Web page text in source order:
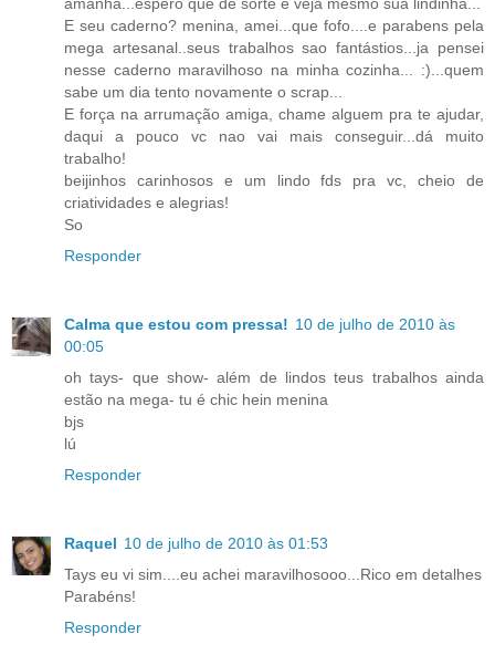
E seu caderno? menina, amei...que fofo....e parabens pela
mega artesanal..seus trabalhos sao fantástios...ja pensei
nesse caderno maravilhoso na minha cozinha... :)...quem
sabe um dia tento novamente o scrap...
E força na arrumação amiga, chame alguem pra te ajudar,
daqui a pouco vc nao vai mais conseguir...dá muito
trabalho!
beijinhos carinhosos e um lindo fds pra vc, cheio de
criatividades e alegrias!
So
Responder
Calma que estou com pressa! 10 de julho de 2010 às
00:05
oh tays- que show- além de lindos teus trabalhos ainda
estão na mega- tu é chic hein menina
bjs
lú
Responder
Raquel 10 de julho de 2010 às 01:53
Tays eu vi sim....eu achei maravilhosooo...Rico em detalhes
Parabéns!
Responder